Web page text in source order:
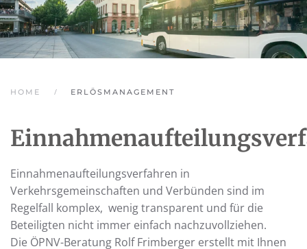
HOME ERLÖSMANAGEMENT
Einnahmenaufteilungsverfahren in
Verkehrsgemeinschaften und Verbünden sind im
Regelfall komplex, wenig transparent und für die
Beteiligten nicht immer einfach nachzuvollziehen.
Die ÖPNV-Beratung Rolf Frimberger erstellt mit Ihnen